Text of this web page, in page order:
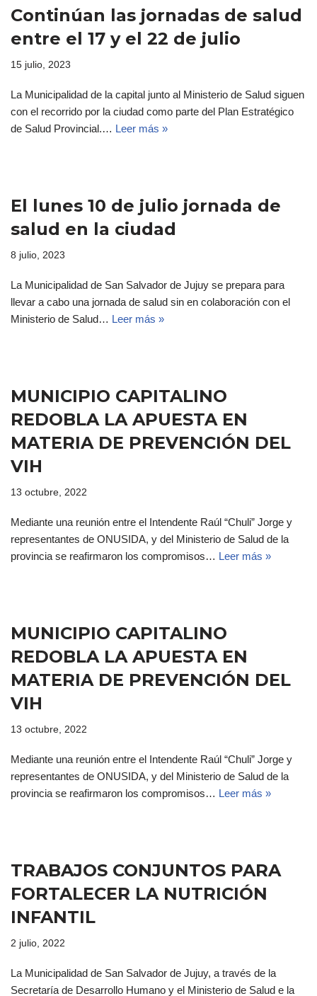
Continúan las jornadas de salud
entre el 17 y el 22 de julio
15 julio, 2023
La Municipalidad de la capital junto al Ministerio de Salud siguen
con el recorrido por la ciudad como parte del Plan Estratégico
de Salud Provincial.… Leer más »
El lunes 10 de julio jornada de
salud en la ciudad
8 julio, 2023
La Municipalidad de San Salvador de Jujuy se prepara para
llevar a cabo una jornada de salud sin en colaboración con el
Ministerio de Salud… Leer más »
MUNICIPIO CAPITALINO
REDOBLA LA APUESTA EN
MATERIA DE PREVENCIÓN DEL
VIH
13 octubre, 2022
Mediante una reunión entre el Intendente Raúl “Chuli” Jorge y
representantes de ONUSIDA, y del Ministerio de Salud de la
provincia se reafirmaron los compromisos… Leer más »
MUNICIPIO CAPITALINO
REDOBLA LA APUESTA EN
MATERIA DE PREVENCIÓN DEL
VIH
13 octubre, 2022
Mediante una reunión entre el Intendente Raúl “Chuli” Jorge y
representantes de ONUSIDA, y del Ministerio de Salud de la
provincia se reafirmaron los compromisos… Leer más »
TRABAJOS CONJUNTOS PARA
FORTALECER LA NUTRICIÓN
INFANTIL
2 julio, 2022
La Municipalidad de San Salvador de Jujuy, a través de la
Secretaría de Desarrollo Humano y el Ministerio de Salud e la